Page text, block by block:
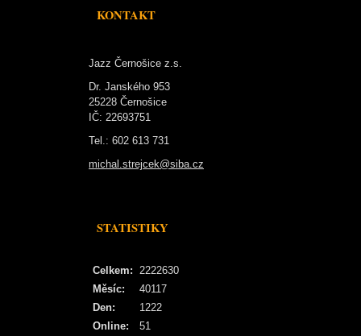
KONTAKT
Jazz Černošice z.s.
Dr. Janského 953
25228 Černošice
IČ: 22693751
Tel.: 602 613 731
michal.strejcek@siba.cz
STATISTIKY
Online: 51
Celkem: 2222630
Měsíc:
40117
Den:
1222